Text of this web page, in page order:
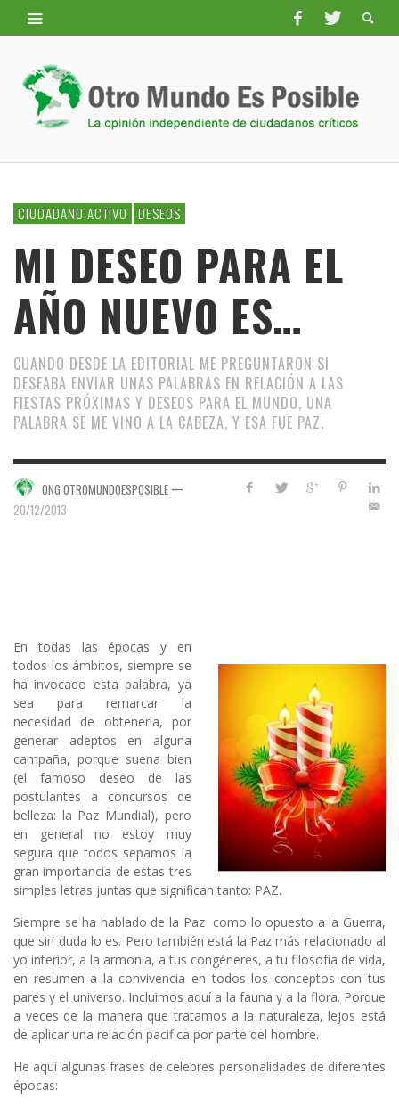
CIUDADANO ACTIVO DESEOS
MI DESEO PARA EL
AÑO NUEVO ES…
CUANDO DESDE LA EDITORIAL ME PREGUNTARON SI
DESEABA ENVIAR UNAS PALABRAS EN RELACIÓN A LAS
FIESTAS PRÓXIMAS Y DESEOS PARA EL MUNDO, UNA
PALABRA SE ME VINO A LA CABEZA, Y ESA FUE PAZ.
ONG OTROMUNDOESPOSIBLE —
20/12/2013
En todas las épocas y en
todos los ámbitos, siempre se
ha invocado esta palabra, ya
sea para remarcar la
necesidad de obtenerla, por
generar adeptos en alguna
campaña, porque suena bien
(el famoso deseo de las
postulantes a concursos de
belleza: la Paz Mundial), pero
en general no estoy muy
segura que todos sepamos la
gran importancia de estas tres
simples letras juntas que significan tanto: PAZ.
Siempre se ha hablado de la Paz como lo opuesto a la Guerra,
que sin duda lo es. Pero también está la Paz más relacionado al
yo interior, a la armonía, a tus congéneres, a tu filosofía de vida,
en resumen a la convivencia en todos los conceptos con tus
pares y el universo. Incluimos aquí a la fauna y a la flora. Porque
a veces de la manera que tratamos a la naturaleza, lejos está
de aplicar una relación pacifica por parte del hombre.
He aquí algunas frases de celebres personalidades de diferentes
épocas: